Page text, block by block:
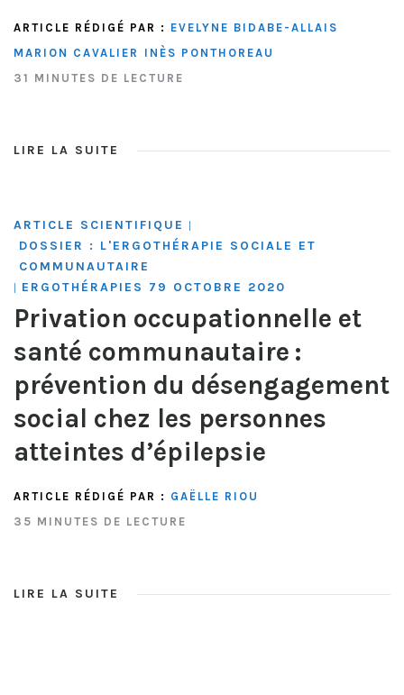
ARTICLE RÉDIGÉ PAR : EVELYNE BIDABE-ALLAIS
MARION CAVALIER
INÈS PONTHOREAU
31 MINUTES DE LECTURE
LIRE LA SUITE
ARTICLE SCIENTIFIQUE
DOSSIER : L'ERGOTHÉRAPIE SOCIALE ET
COMMUNAUTAIRE
ERGOTHÉRAPIES 79 OCTOBRE 2020
Privation occupationnelle et
santé communautaire :
prévention du désengagement
social chez les personnes
atteintes d’épilepsie
ARTICLE RÉDIGÉ PAR : GAËLLE RIOU
35 MINUTES DE LECTURE
LIRE LA SUITE